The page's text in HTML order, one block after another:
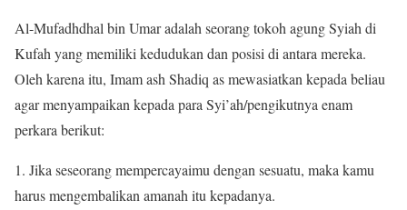
Al-Mufadhdhal bin Umar adalah seorang tokoh agung Syiah di
Kufah yang memiliki kedudukan dan posisi di antara mereka.
Oleh karena itu, Imam ash Shadiq as mewasiatkan kepada beliau
agar menyampaikan kepada para Syi’ah/pengikutnya enam
perkara berikut:
1. Jika seseorang mempercayaimu dengan sesuatu, maka kamu
harus mengembalikan amanah itu kepadanya.